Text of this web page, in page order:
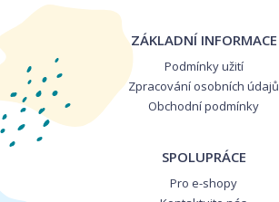
ZÁKLADNÍ INFORMACE
Podmínky užití
Zpracování osobních údajů
Obchodní podmínky
SPOLUPRÁCE
Pro e-shopy